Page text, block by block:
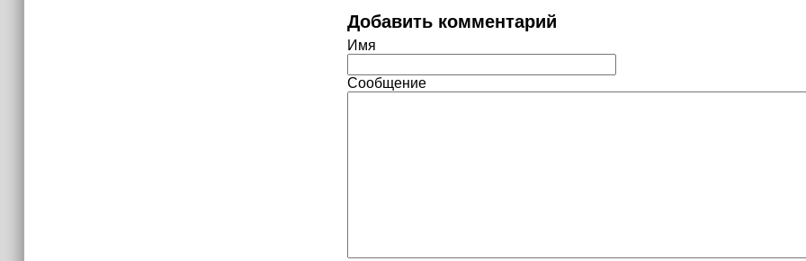
Добавить комментарий
Имя
Сообщение